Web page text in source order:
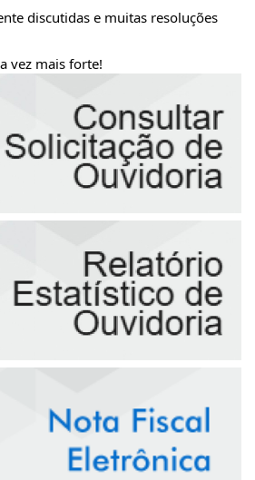
discutidas e muitas resoluções
vez mais forte!